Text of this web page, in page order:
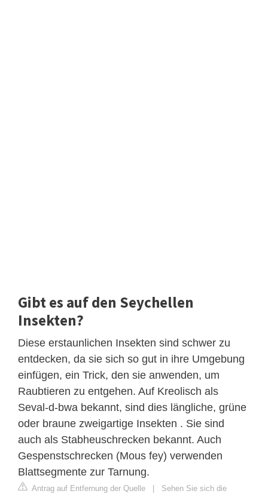
Gibt es auf den Seychellen
Insekten?
Diese erstaunlichen Insekten sind schwer zu
entdecken, da sie sich so gut in ihre Umgebung
einfügen, ein Trick, den sie anwenden, um
Raubtieren zu entgehen. Auf Kreolisch als
Seval-d-bwa bekannt, sind dies längliche, grüne
oder braune zweigartige Insekten . Sie sind
auch als Stabheuschrecken bekannt. Auch
Gespenstschrecken (Mous fey) verwenden
Blattsegmente zur Tarnung.
Antrag auf Entfernung der Quelle | Sehen Sie sich die